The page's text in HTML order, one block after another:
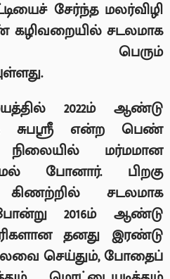
சேர்ந்த மலர்விழி
சடலமாக
பெரும்
2022ம் ஆண்டு
சுபஸ்ரீ என்ற பெண்
நிலையில் மர்மமான
போனார். பிறகு
சடலமாக
2016ம் ஆண்டு
தனது இரண்டு
செய்தும்,போதைப்